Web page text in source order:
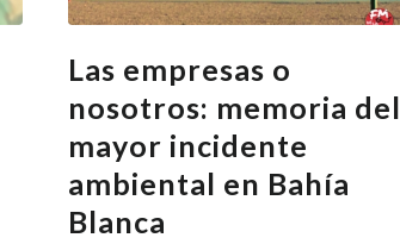
Las empresas o
nosotros: memoria del
mayor incidente
ambiental en Bahía
Blanca